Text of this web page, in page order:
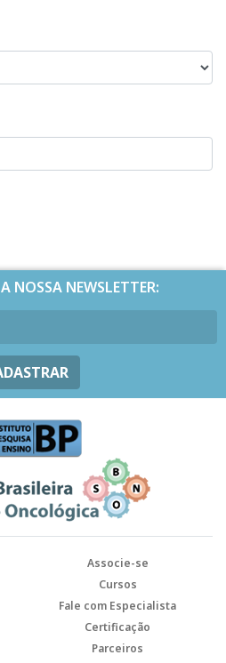
NOSSA NEWSLETTER:
Associe-se
Cursos
Fale com Especialista
Certificação
Parceiros